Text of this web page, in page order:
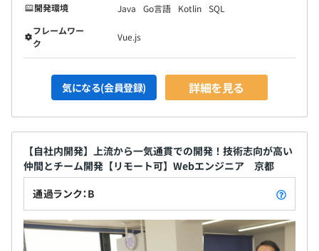
開発環境
Java Go言語 Kotlin SQL
フレームワー
ク
Vue.js
気になる(会員登録) 詳細を見る
【自社内開発】上流から一気通貫での開発！技術志向が高い
仲間とチーム開発【リモート可】Webエンジニア 京都
通過ランク：B